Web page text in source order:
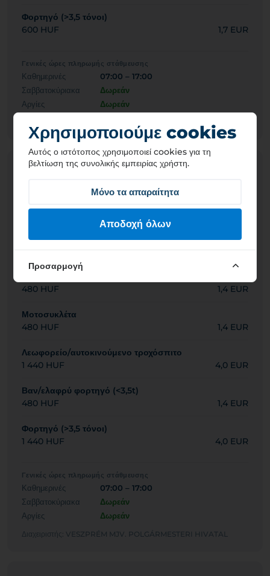
Φορτηγό (>3,5 τόνοι)
600 HUF
1,7 EUR
Γενικές ώρες πληρωμής στάθμευσης
Καθημερινές
07:00 – 17:00
Σαββατοκύριακα
Δωρεάν
Αργίες
Δωρεάν
Διαχειριστής: VESZPRÉM MJV. POLGÁRMESTERI HIVATAL
ΖΩΝΗ ΣΤΑΘΜΕΥΣΗΣ8004
Σημερινή χρεώσιμη περίοδος: 07:00 – 17:00
Ελάχιστη χρέωση: 600 HUF
480 HUF
1,4 EUR
Μοτοσυκλέτα
480 HUF
1,4 EUR
Λεωφορείο/αυτοκινούμενο τροχόσπιτο
1 440 HUF
4,0 EUR
Βαν/ελαφρύ φορτηγό (<3,5t)
480 HUF
1,4 EUR
Φορτηγό (>3,5 τόνοι)
1 440 HUF
4,0 EUR
Γενικές ώρες πληρωμής στάθμευσης
Καθημερινές
07:00 – 17:00
Σαββατοκύριακα
Δωρεάν
Αργίες
Δωρεάν
Διαχειριστής: VESZPRÉM MJV. POLGÁRMESTERI HIVATAL
Χρησιμοποιούμε cookies
Αυτός ο ιστότοπος χρησιμοποιεί cookies για τη
βελτίωση της συνολικής εμπειρίας χρήστη.
Μόνο τα απαραίτητα
Αποδοχή όλων
Προσαρμογή